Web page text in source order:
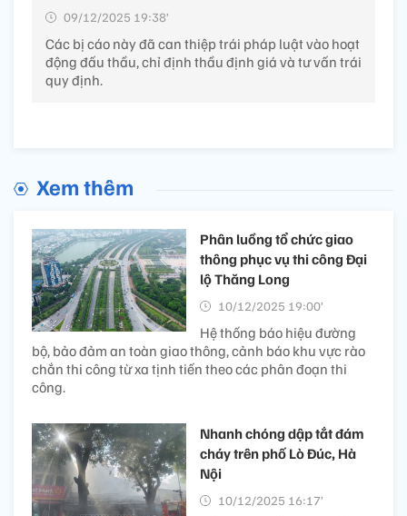
09/12/2025 19:38’
Các bị cáo này đã can thiệp trái pháp luật vào hoạt
động đấu thầu, chỉ định thầu định giá và tư vấn trái
quy định.
Xem thêm
Phân luồng tổ chức giao
thông phục vụ thi công Đại
lộ Thăng Long
10/12/2025 19:00’
Hệ thống báo hiệu đường
bộ, bảo đảm an toàn giao thông, cảnh báo khu vực rào
chắn thi công từ xa tịnh tiến theo các phân đoạn thi
công.
Nhanh chóng dập tắt đám
cháy trên phố Lò Đúc, Hà
Nội
10/12/2025 16:17’